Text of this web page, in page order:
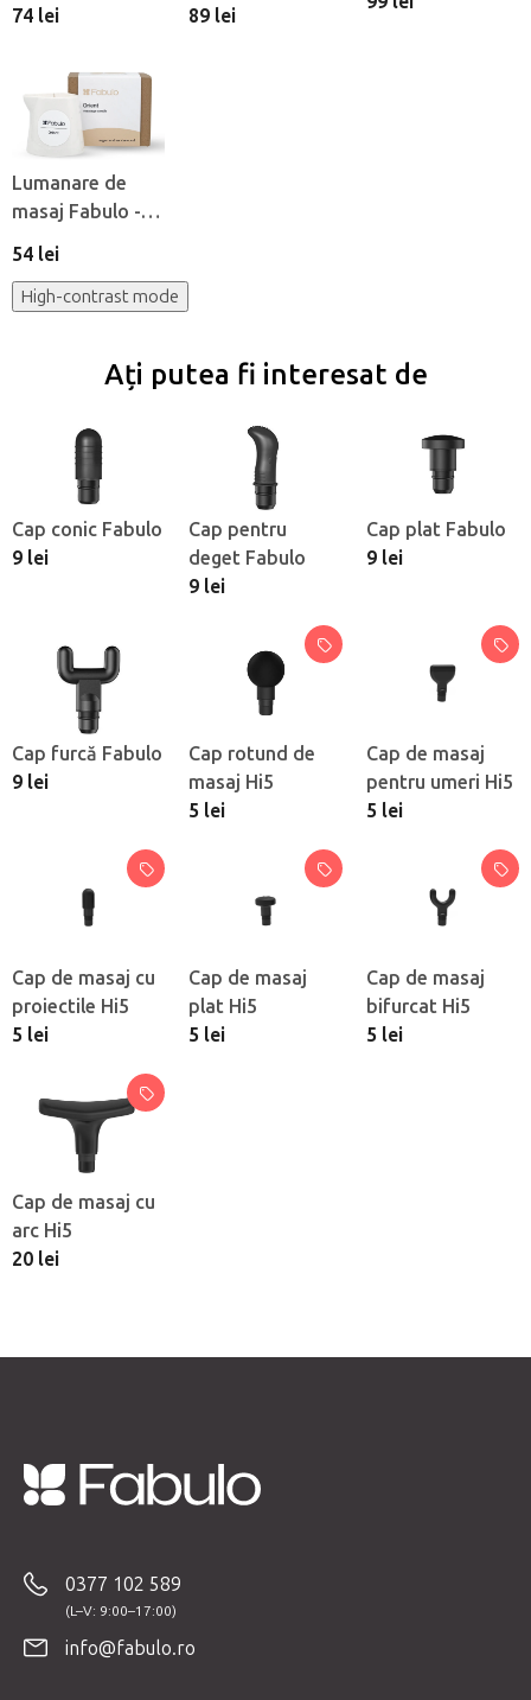
74 lei 89 lei
Lumanare de
masaj Fabulo -
Orienta
54 lei
High-contrast mode
Ați putea fi interesat de
Cap conic Fabulo
9 lei
Cap pentru
deget Fabulo
9 lei
Cap plat Fabulo
9 lei
Cap furcă Fabulo
9 lei
Cap rotund de
masaj Hi5
5 lei
Cap de masaj
pentru umeri Hi5
5 lei
Cap de masaj cu
proiectile Hi5
5 lei
Cap de masaj
plat Hi5
5 lei
Cap de masaj
bifurcat Hi5
5 lei
Cap de masaj cu
arc Hi5
20 lei
0377 102 589
info@fabulo.ro